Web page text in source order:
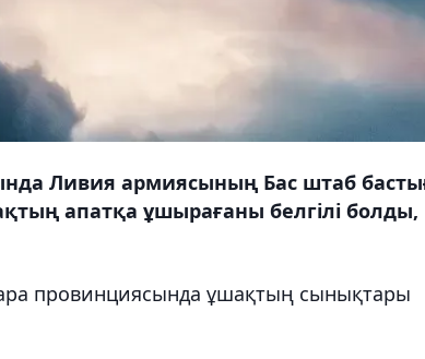
Ливия армиясының Бас штаб
апатқа ұшырағаны белгілі болды,
провинциясында ұшақтың сынықтары